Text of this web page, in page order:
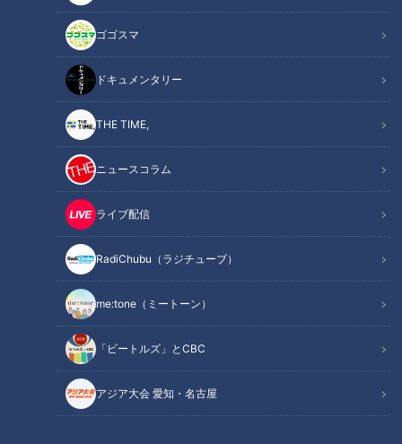
ゴゴスマ
ドキュメンタリー
THE TIME,
ニュースコラム
ライブ配信
RadiChubu（ラジチューブ）
me:tone（ミートーン）
「ビートルズ」とCBC
アジア大会 愛知・名古屋
この記事を見たあなたへのおすすめ
一体誰が？観光地にある“謎の
橋” 岐阜県内だけで700か所以
“ポケモンカード投資家”に密着
年間で最高2500万円を稼ぐ!?